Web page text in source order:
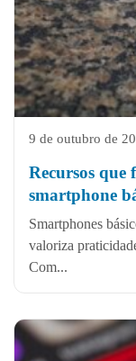
9 de outubro de
Recursos que
smartphone
Smartphones
valoriza
Com...